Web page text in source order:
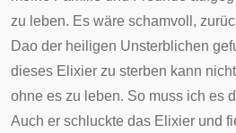
zu leben. Es wäre schamvoll,
Dao der heiligen Unsterblichen
dieses Elixier zu sterben kann
ohne es zu leben. So muss ich es
Auch er schluckte das Elixier und